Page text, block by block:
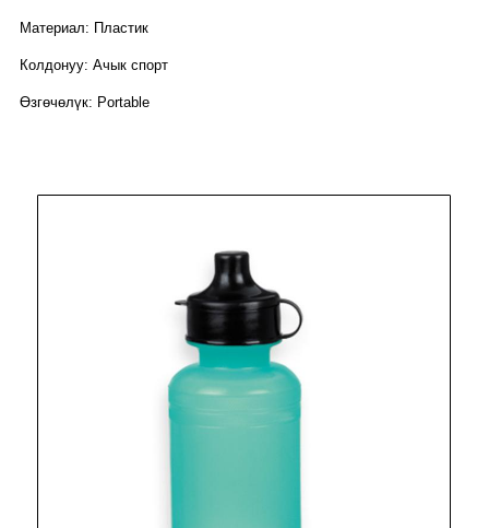
Материал: Пластик
Колдонуу: Ачык спорт
Өзгөчөлүк: Portable